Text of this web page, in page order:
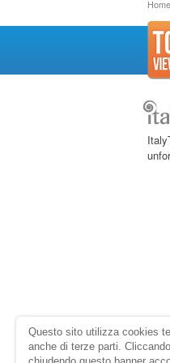
Home
Questo sito utilizza cookies
anche di terze parti.